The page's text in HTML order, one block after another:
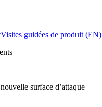
Visites guidées de produit (EN)
surface d’attaque